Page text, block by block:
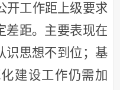
开工作距上级要求
差距。主要表现在
识思想不到位；基
建设工作仍需加